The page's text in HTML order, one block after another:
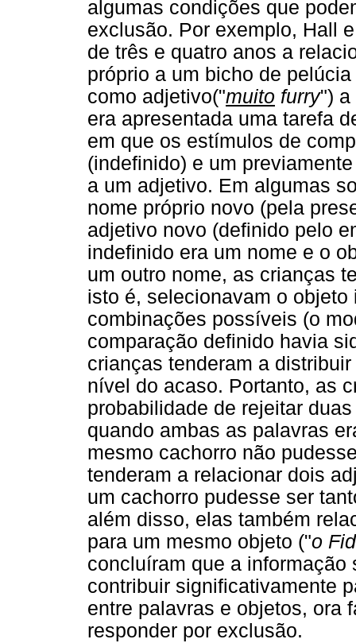
algumas condições que
exclusão. Por exemplo, Hall
de três e quatro anos a
próprio a um bicho de pelúcia
como adjetivo("muito furry") a
era apresentada uma tarefa
em que os estímulos de
(indefinido) e um
a um adjetivo. Em algumas
nome próprio novo (pela
adjetivo novo (definido pelo
indefinido era um nome e o
um outro nome, as crianças
isto é, selecionavam o
combinações possíveis (o
comparação definido havia
crianças tenderam a
nível do acaso. Portanto, as
probabilidade de rejeitar
quando ambas as palavras
mesmo cachorro não
tenderam a relacionar dois
um cachorro pudesse ser
além disso, elas também
para um mesmo objeto ("o
concluíram que a
contribuir significativamente
entre palavras e objetos, ora
responder por exclusão.